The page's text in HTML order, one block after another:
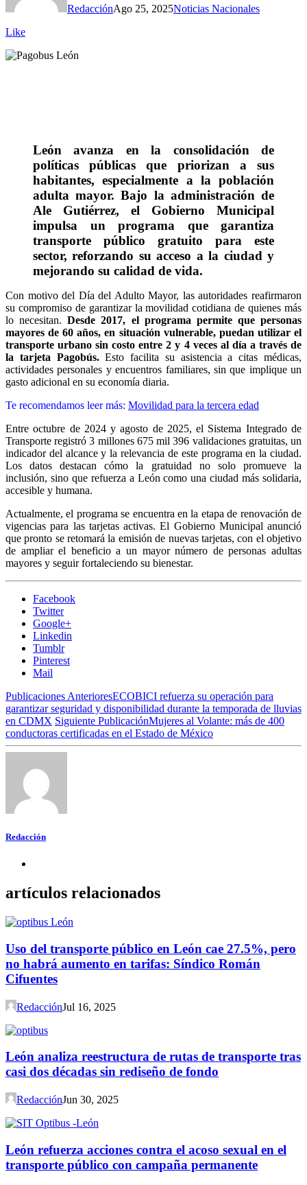
RedacciónAgo 25, 2025Noticias Nacionales
Like
León avanza en la consolidación de
políticas públicas que priorizan a sus
habitantes, especialmente a la población
adulta mayor. Bajo la administración de
Ale Gutiérrez, el Gobierno Municipal
impulsa un programa que garantiza
transporte público gratuito para este
sector, reforzando su acceso a la ciudad y
mejorando su calidad de vida.
Con motivo del Día del Adulto Mayor, las autoridades reafirmaron
su compromiso de garantizar la movilidad cotidiana de quienes más
lo necesitan.Desde 2017, el programa permite que personas
mayores de 60 años, en situación vulnerable, puedan utilizar el
transporte urbano sin costo entre 2 y 4 veces al día a través de
la tarjeta Pagobús.Esto facilita su asistencia a citas médicas,
actividades personales y encuentros familiares, sin que implique un
gasto adicional en su economía diaria.
Te recomendamos leer más: Movilidad para la tercera edad
Entre octubre de 2024 y agosto de 2025, el Sistema Integrado de
Transporte registró 3 millones 675 mil 396 validaciones gratuitas, un
indicador del alcance y la relevancia de este programa en la ciudad.
Los datos destacan cómo la gratuidad no solo promueve la
inclusión, sino que refuerza a León como una ciudad más solidaria,
accesible y humana.
Actualmente, el programa se encuentra en la etapa de renovación de
vigencias para las tarjetas activas. El Gobierno Municipal anunció
que pronto se retomará la emisión de nuevas tarjetas, con el objetivo
de ampliar el beneficio a un mayor número de personas adultas
mayores y seguir fortaleciendo su bienestar.
Facebook
Twitter
Google+
Linkedin
Tumblr
Pinterest
Mail
Publicaciones AnterioresECOBICI refuerza su operación para
garantizar seguridad y disponibilidad durante la temporada de lluvias
en CDMX Siguiente PublicaciónMujeres al Volante: más de 400
conductoras certificadas en el Estado de México
Redacción
artículos relacionados
Uso del transporte público en León cae 27.5%, pero
no habrá aumento en tarifas: Síndico Román
Cifuentes
RedacciónJul 16, 2025
León analiza reestructura de rutas de transporte tras
casi dos décadas sin rediseño de fondo
RedacciónJun 30, 2025
León refuerza acciones contra el acoso sexual en el
transporte público con campaña permanente